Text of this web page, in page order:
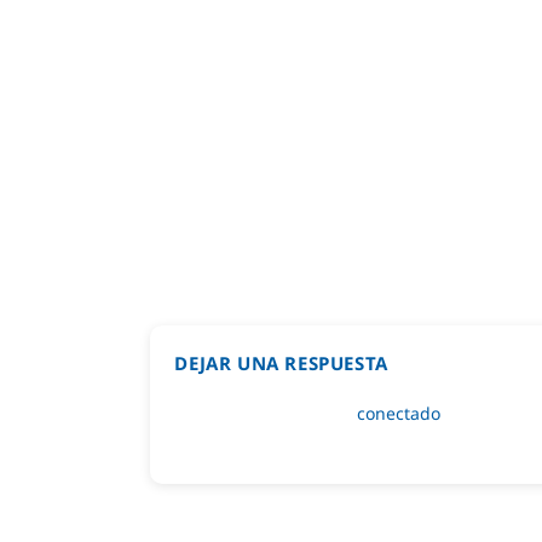
DEJAR UNA RESPUESTA
Lo siento, debes estarconectado